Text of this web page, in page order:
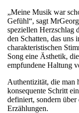
„Meine Musik war
Gefühl“, sagt
speziellen Herzschlag
den Schatten, das uns
charakteristischen
Song eine Ästhetik,
empfundene Haltung
Authentizität, die man
konsequente Schritt
definiert, sondern
Erzählungen.